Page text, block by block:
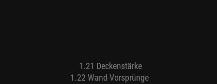
1.21 Deckenstärke
1.22 Wand-Vorsprünge